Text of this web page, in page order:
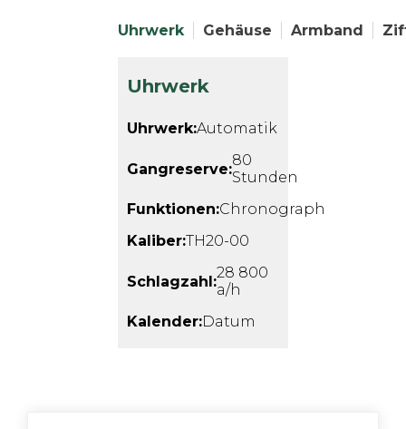
Uhrwerk Gehäuse Armband
Uhrwerk
Uhrwerk:Automatik
Gangreserve:80
Stunden
Funktionen:Chronograph
Kaliber:TH20-00
Schlagzahl:28 800
a/h
Kalender:Datum